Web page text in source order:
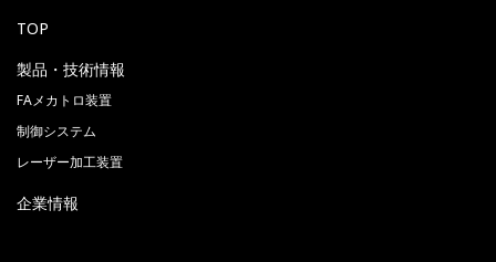
TOP
製品・技術情報
FAメカトロ装置
制御システム
レーザー加工装置
企業情報